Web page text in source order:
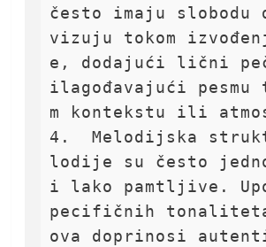
često imaju slobodu
vizuju tokom
e, dodajući lični
ilagođavajući pesmu
m kontekstu ili
4.  Melodijska
lodije su često
i lako pamtljive.
pecifičnih
ova doprinosi